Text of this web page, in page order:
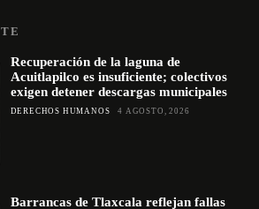
Recuperación de la laguna de
Acuitlapilco es insuficiente; colectivos
exigen detener descargas municipales
DERECHOS HUMANOS 4 AGOSTO, 2026
Barrancas de Tlaxcala reflejan fallas